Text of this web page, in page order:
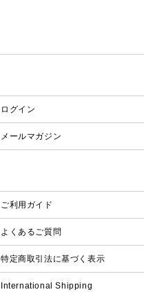
ログイン
メールマガジン
ご利用ガイド
よくあるご質問
特定商取引法に基づく表示
International Shipping